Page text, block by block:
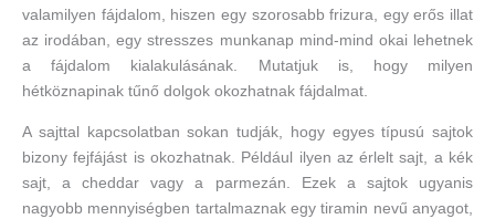
valamilyen fájdalom, hiszen egy szorosabb frizura, egy erős illat
az irodában, egy stresszes munkanap mind-mind okai lehetnek
a fájdalom kialakulásának. Mutatjuk is, hogy milyen
hétköznapinak tűnő dolgok okozhatnak fájdalmat.
A sajttal kapcsolatban sokan tudják, hogy egyes típusú sajtok
bizony fejfájást is okozhatnak. Például ilyen az érlelt sajt, a kék
sajt, a cheddar vagy a parmezán. Ezek a sajtok ugyanis
nagyobb mennyiségben tartalmaznak egy tiramin nevű anyagot,